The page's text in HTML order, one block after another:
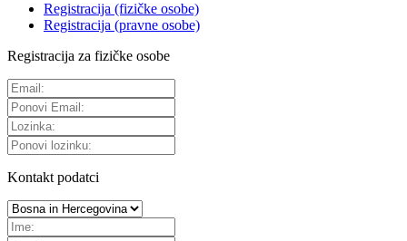
Registracija (fizičke osobe)
Registracija (pravne osobe)
Registracija za fizičke osobe
Kontakt podatci